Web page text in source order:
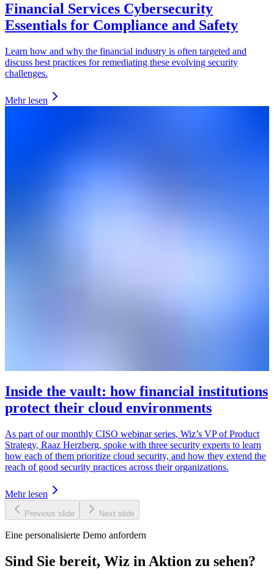
Financial Services Cybersecurity
Essentials for Compliance and Safety
Learn how and why the financial industry is often targeted and
discuss best practices for remediating these evolving security
challenges.
Mehr lesen
Inside the vault: how financial institutions
protect their cloud environments
As part of our monthly CISO webinar series, Wiz’s VP of Product
Strategy, Raaz Herzberg, spoke with three security experts to learn
how each of them prioritize cloud security, and how they extend the
reach of good security practices across their organizations.
Mehr lesen
Previous slide Next slide
Eine personalisierte Demo anfordern
Sind Sie bereit, Wiz in Aktion zu sehen?